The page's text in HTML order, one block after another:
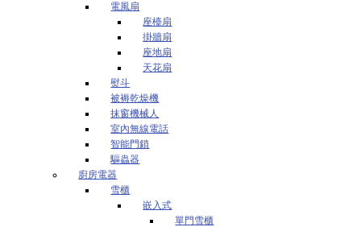
電風扇
座檯扇
掛牆扇
座地扇
天花扇
熨斗
被褥乾燥機
抹窗機械人
室內無線電話
智能門鎖
驅蟲器
廚房電器
雪櫃
嵌入式
單門雪櫃